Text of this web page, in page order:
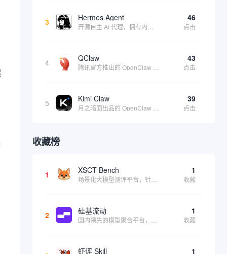
3 Hermes Agent 46
点击
4 QClaw 43
点击
5 Kimi Claw 39
点击
收藏榜
1 XSCT Bench 1
收藏
2 硅基流动 1
收藏
虾评 Skill 1